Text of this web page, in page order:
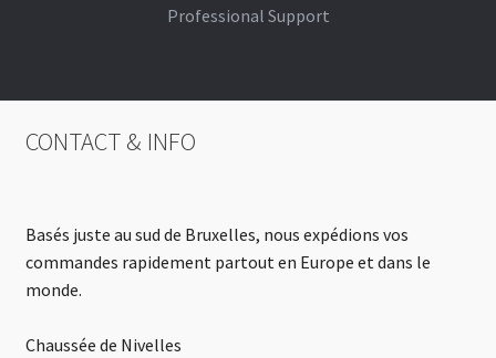
Professional Support
CONTACT & INFO
Basés juste au sud de Bruxelles, nous expédions vos
commandes rapidement partout en Europe et dans le
monde.
Chaussée de Nivelles